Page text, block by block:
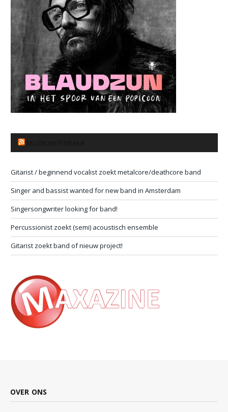
Gitarist / beginnend vocalist zoekt metalcore/deathcore band
Singer and bassist wanted for new band in Amsterdam
Singersongwriter looking for band!
Percussionist zoekt (semi) acoustisch ensemble
Gitarist zoekt band of nieuw project!
OVER ONS